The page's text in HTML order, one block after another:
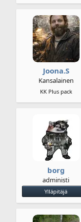
Joona.S
Kansalainen
KK Plus pack
borg
administi
Ylläpitäjä